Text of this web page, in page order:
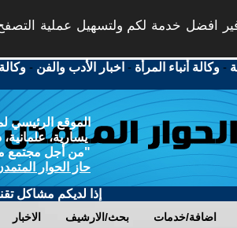
افضل خدمة لكم ولتسهيل عملية
-وكالة أنباء المرأة - اخبار الأدب والفن -
الموقع الرئيسي
يسارية،
"من أجل مجتمع
حاز الحوار
إذا لديكم مشاكل
الاخبار بحث/الارشيف اضافة/خدمات